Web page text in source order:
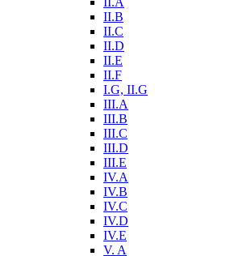
II.B
II.C
II.D
II.E
II.F
I.G, II.G
III.A
III.B
III.C
III.D
III.E
IV.A
IV.B
IV.C
IV.D
IV.E
V. A